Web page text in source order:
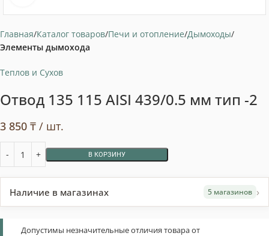
Главная Каталог товаров Печи и отопление Дымоходы
Элементы дымохода
Теплов и Сухов
Отвод 135 115 AISI 439/0.5 мм тип -2
3 850 ₸ / шт.
В КОРЗИНУ
Наличие в магазинах 5 магазинов ›
Допустимы незначительные отличия товара от